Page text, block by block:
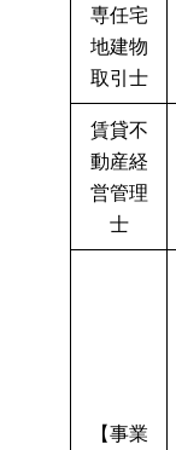
専任宅
地建物
取引士
賃貸不
動産経
営管理
士
【事業